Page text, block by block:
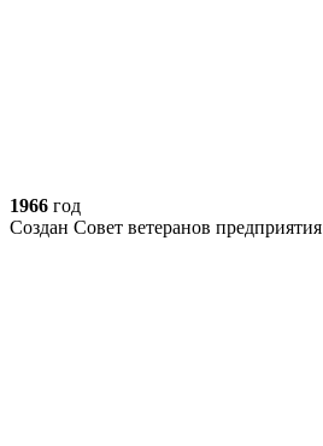
1966 год
Создан Совет ветеранов предприятия